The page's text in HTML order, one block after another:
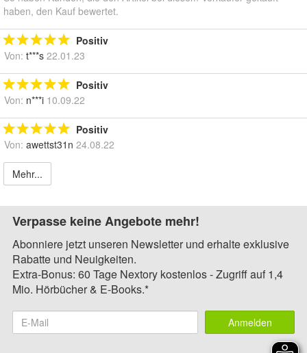
haben, den Kauf bewertet.
Positiv
Von: t***s 22.01.23
Positiv
Von: n***i 10.09.22
Positiv
Von: awettst31n 24.08.22
Mehr...
Verpasse keine Angebote mehr!
Abonniere jetzt unseren Newsletter und erhalte exklusive
Rabatte und Neuigkeiten.
Extra-Bonus: 60 Tage Nextory kostenlos - Zugriff auf 1,4
Mio. Hörbücher & E-Books.*
Anmelden